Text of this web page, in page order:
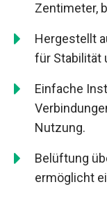
Zentimeter,
Hergestellt
für Stabilität
Einfache
Nutzung.
Belüftung
ermöglicht